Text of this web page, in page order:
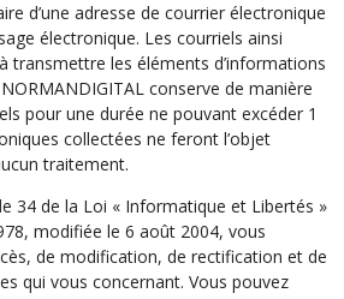
d’une adresse de courrier électronique
électronique. Les courriels ainsi
transmettre les éléments d’informations
conserve de manière
pour une durée ne pouvant excéder 1
collectées ne feront l’objet
traitement.
34 de la Loi « Informatique et Libertés »
modifiée le 6 août 2004, vous
de modification, de rectification et de
qui vous concernant. Vous pouvez